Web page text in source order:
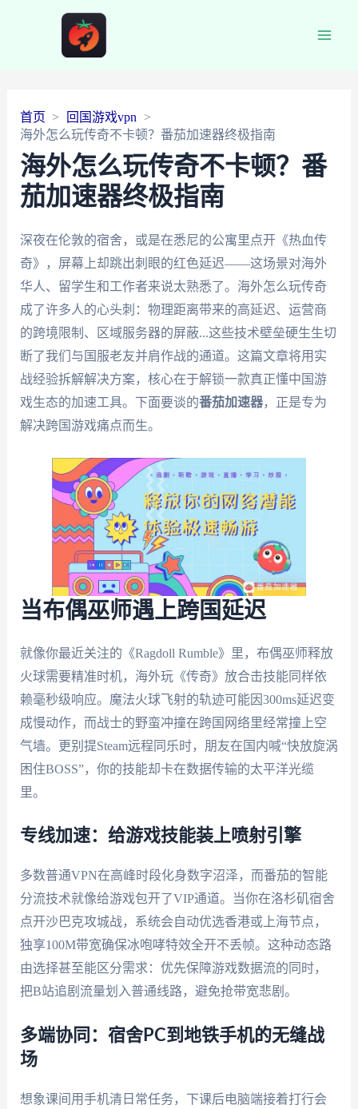
首页
回国游戏vpn
海外怎么玩传奇不卡顿？番茄加速器终极指南
海外怎么玩传奇不卡顿？番
茄加速器终极指南
深夜在伦敦的宿舍，或是在悉尼的公寓里点开《热血传
奇》，屏幕上却跳出刺眼的红色延迟——这场景对海外
华人、留学生和工作者来说太熟悉了。海外怎么玩传奇
成了许多人的心头刺：物理距离带来的高延迟、运营商
的跨境限制、区域服务器的屏蔽...这些技术壁垒硬生生切
断了我们与国服老友并肩作战的通道。这篇文章将用实
战经验拆解解决方案，核心在于解锁一款真正懂中国游
戏生态的加速工具。下面要谈的番茄加速器，正是专为
解决跨国游戏痛点而生。
当布偶巫师遇上跨国延迟
就像你最近关注的《Ragdoll Rumble》里，布偶巫师释放
火球需要精准时机，海外玩《传奇》放合击技能同样依
赖毫秒级响应。魔法火球飞射的轨迹可能因300ms延迟变
成慢动作，而战士的野蛮冲撞在跨国网络里经常撞上空
气墙。更别提Steam远程同乐时，朋友在国内喊“快放旋涡
困住BOSS”，你的技能却卡在数据传输的太平洋光缆
里。
专线加速：给游戏技能装上喷射引擎
多数普通VPN在高峰时段化身数字沼泽，而番茄的智能
分流技术就像给游戏包开了VIP通道。当你在洛杉矶宿舍
点开沙巴克攻城战，系统会自动优选香港或上海节点，
独享100M带宽确保冰咆哮特效全开不丢帧。这种动态路
由选择甚至能区分需求：优先保障游戏数据流的同时，
把B站追剧流量划入普通线路，避免抢带宽悲剧。
多端协同：宿舍PC到地铁手机的无缝战
场
想象课间用手机清日常任务，下课后电脑端接着打行会